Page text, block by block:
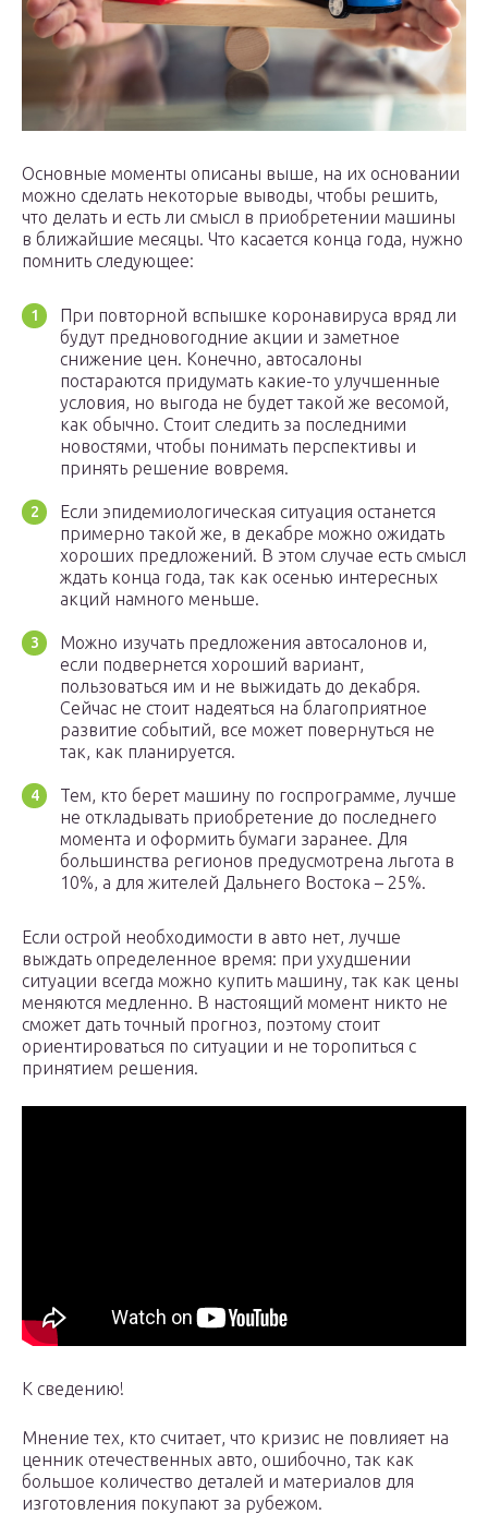
Основные моменты описаны выше, на их основании
можно сделать некоторые выводы, чтобы решить,
что делать и есть ли смысл в приобретении машины
в ближайшие месяцы. Что касается конца года, нужно
помнить следующее:
При повторной вспышке коронавируса вряд ли
будут предновогодние акции и заметное
снижение цен. Конечно, автосалоны
постараются придумать какие-то улучшенные
условия, но выгода не будет такой же весомой,
как обычно. Стоит следить за последними
новостями, чтобы понимать перспективы и
принять решение вовремя.
Если эпидемиологическая ситуация останется
примерно такой же, в декабре можно ожидать
хороших предложений. В этом случае есть смысл
ждать конца года, так как осенью интересных
акций намного меньше.
Можно изучать предложения автосалонов и,
если подвернется хороший вариант,
пользоваться им и не выжидать до декабря.
Сейчас не стоит надеяться на благоприятное
развитие событий, все может повернуться не
так, как планируется.
Тем, кто берет машину по госпрограмме, лучше
не откладывать приобретение до последнего
момента и оформить бумаги заранее. Для
большинства регионов предусмотрена льгота в
10%, а для жителей Дальнего Востока – 25%.
Если острой необходимости в авто нет, лучше
выждать определенное время: при ухудшении
ситуации всегда можно купить машину, так как цены
меняются медленно. В настоящий момент никто не
сможет дать точный прогноз, поэтому стоит
ориентироваться по ситуации и не торопиться с
принятием решения.
К сведению!
Мнение тех, кто считает, что кризис не повлияет на
ценник отечественных авто, ошибочно, так как
большое количество деталей и материалов для
изготовления покупают за рубежом.